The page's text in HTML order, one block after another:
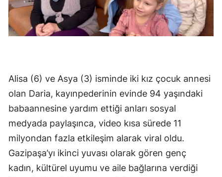
Alisa (6) ve Asya (3) isminde iki kız çocuk annesi
olan Daria, kayınpederinin evinde 94 yaşındaki
babaannesine yardım ettiği anları sosyal
medyada paylaşınca, video kısa sürede 11
milyondan fazla etkileşim alarak viral oldu.
Gazipaşa’yı ikinci yuvası olarak gören genç
kadın, kültürel uyumu ve aile bağlarına verdiği